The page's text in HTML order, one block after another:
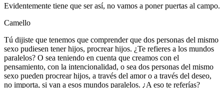
Evidentemente tiene que ser así, no vamos a poner puertas al campo.
Camello
Tú dijiste que tenemos que comprender que dos personas del mismo
sexo pudiesen tener hijos, procrear hijos. ¿Te refieres a los mundos
paralelos? O sea teniendo en cuenta que creamos con el
pensamiento, con la intencionalidad, o sea dos personas del mismo
sexo pueden procrear hijos, a través del amor o a través del deseo,
no importa, si van a esos mundos paralelos. ¿A eso te referías?